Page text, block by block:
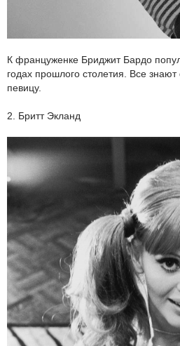
К француженке Бриджит Бардо
годах прошлого столетия. Все знают
певицу.
2. Бритт Экланд